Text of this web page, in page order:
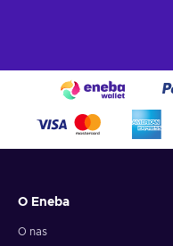
O Eneba
O nas